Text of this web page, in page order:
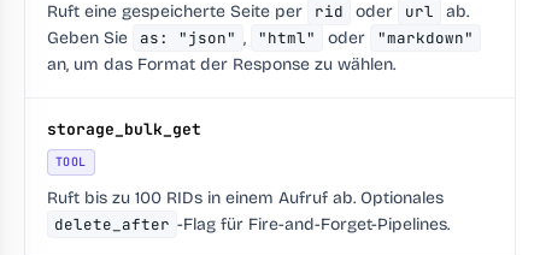
Ruft eine gespeicherte Seite per rid oder url
ab.
Geben Sie as: "json" , "html" oder
"markdown"
an, um das Format der Response zu wählen.
storage_bulk_get
TOOL
Ruft bis zu 100 RIDs in einem Aufruf ab. Optionales
delete_after -Flag für Fire-and-Forget-Pipelines.